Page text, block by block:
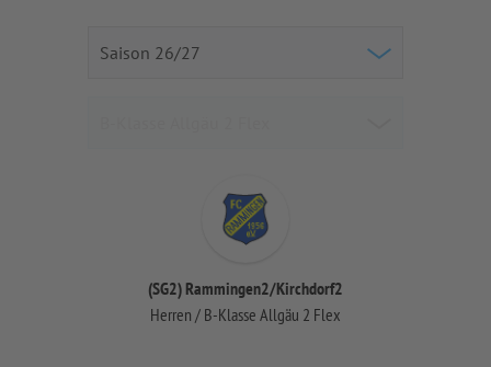
(SG2) Rammingen2/Kirchdorf2
Herren / B-Klasse Allgäu 2 Flex